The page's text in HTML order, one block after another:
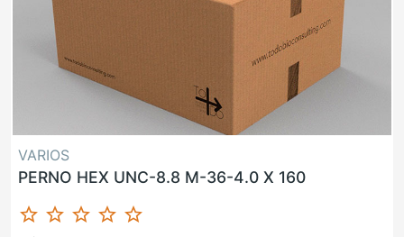
VARIOS
PERNO HEX UNC-8.8 M-36-4.0 X 160
star_border star_border star_border star_border star_border